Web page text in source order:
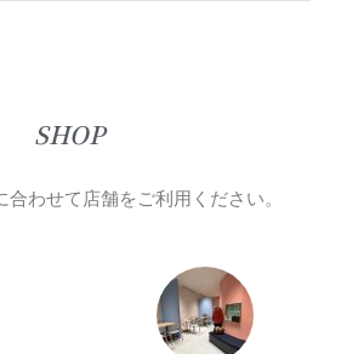
SHOP
わせて店舗をご利用ください。